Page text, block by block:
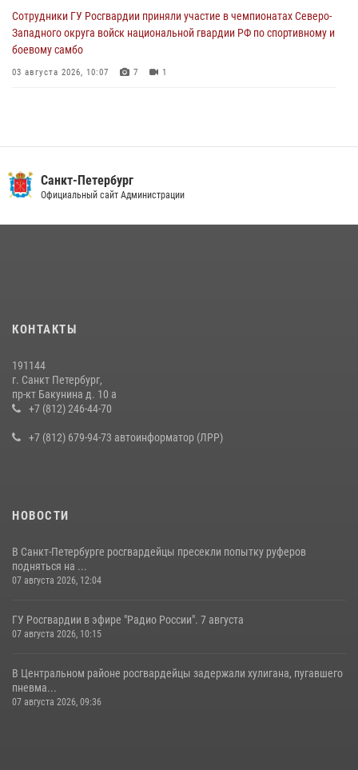
Сотрудники ГУ Росгвардии приняли участие в чемпионатах Северо-
Западного округа войск национальной гвардии РФ по спортивному и
боевому самбо
03 августа 2026, 10:07 7 1
В Красногвардейском районе росгвардейцы задержали хулигана,
угрожавшего мужчине пневматическим пистолетом
на III Международном петербургском цифровом форуме
В Ленобласти сотрудники Росгвардии провели встречу с
воспитанниками детского клуба «Умные каникулы»
Санкт-Петербург
Официальный сайт Администрации
КОНТАКТЫ
191144
г. Санкт Петербург,
пр-кт Бакунина д. 10 а
+7 (812) 246-44-70
+7 (812) 679-94-73 автоинформатор (ЛРР)
НОВОСТИ
В Санкт-Петербурге росгвардейцы пресекли попытку руферов
подняться на ...
07 августа 2026, 12:04
ГУ Росгвардии в эфире "Радио России". 7 августа
07 августа 2026, 10:15
В Центральном районе росгвардейцы задержали хулигана, пугавшего
пневма...
07 августа 2026, 09:36